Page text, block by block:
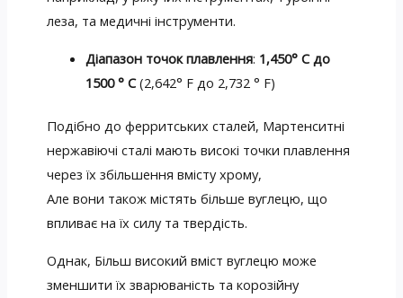
леза, та медичні інструменти.
Діапазон точок плавлення: 1,450° С до
1500 ° C(2,642° F до 2,732 ° F)
Подібно до ферритських сталей, Мартенситні
нержавіючі сталі мають високі точки плавлення
через їх збільшення вмісту хрому,
Але вони також містять більше вуглецю, що
впливає на їх силу та твердість.
Однак, Більш високий вміст вуглецю може
зменшити їх зварюваність та корозійну